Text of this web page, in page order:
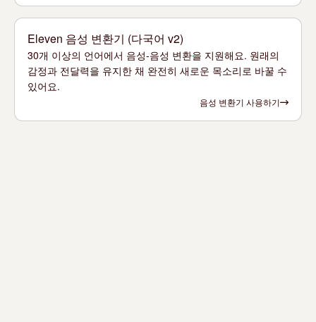
Eleven 음성 변환기 (다국어 v2)
30개 이상의 언어에서 음성-음성 변환을 지원해요. 원래의
감정과 전달력을 유지한 채 완전히 새로운 목소리로 바꿀 수
있어요.
음성 변환기 사용하기